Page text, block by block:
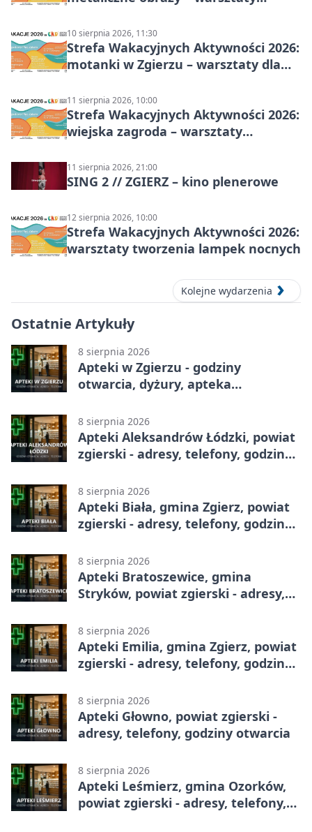
10 sierpnia 2026, 11:30
Strefa Wakacyjnych Aktywności 2026:
motanki w Zgierzu – warsztaty dla
11 sierpnia 2026, 10:00
Strefa Wakacyjnych Aktywności 2026:
wiejska zagroda – warsztaty
11 sierpnia 2026, 21:00
SING 2 // ZGIERZ – kino plenerowe
12 sierpnia 2026, 10:00
Strefa Wakacyjnych Aktywności 2026:
warsztaty tworzenia lampek nocnych
Kolejne wydarzenia
Ostatnie Artykuły
8 sierpnia 2026
Apteki w Zgierzu - godziny
otwarcia, dyżury, apteka
8 sierpnia 2026
Apteki Aleksandrów Łódzki, powiat
zgierski - adresy, telefony, godziny
8 sierpnia 2026
Apteki Biała, gmina Zgierz, powiat
zgierski - adresy, telefony, godziny
8 sierpnia 2026
Apteki Bratoszewice, gmina
Stryków, powiat zgierski - adresy,
8 sierpnia 2026
Apteki Emilia, gmina Zgierz, powiat
zgierski - adresy, telefony, godziny
8 sierpnia 2026
Apteki Głowno, powiat zgierski -
adresy, telefony, godziny otwarcia
8 sierpnia 2026
Apteki Leśmierz, gmina Ozorków,
powiat zgierski - adresy, telefony,